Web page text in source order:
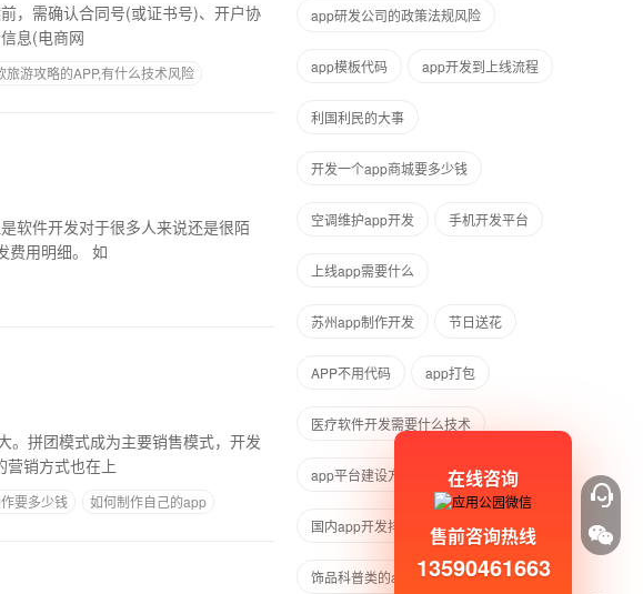
息(电商网
旅游攻略的APP,有什么技术风险
软件开发对于很多人来说还是很陌
生，不知道软件开发需要多少钱?今天小编给大家详细讲解下关于软件开发费用明细。 如
。拼团模式成为主要销售模式，开发
APP的背景 这种省时省力的营销方式也在上
要多少钱
如何制作自己的app
app研发公司的政策法规风险
app模板代码 app开发到上线流程
利国利民的大事
开发一个app商城要多少钱
空调维护app开发 手机开发平台
上线app需要什么
苏州app制作开发 节日送花
APP不用代码 app打包
医疗软件开发需要什么技术
app平台建设方案 APP盈利方式
国内app开发排行
饰品科普类的app
在线咨询
售前咨询热线
13590461663